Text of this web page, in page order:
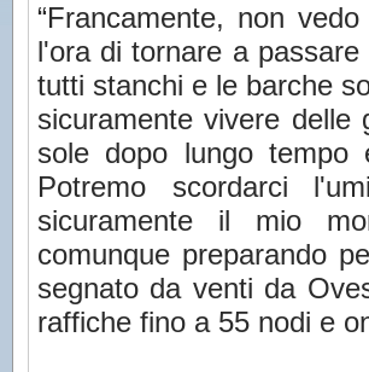
“Francamente, non
l'ora di tornare a
tutti stanchi e le barche
sicuramente vivere delle
sole dopo lungo tempo
Potremo scordarci
sicuramente il mio
comunque preparando
segnato da venti da
raffiche fino a 55 nodi e